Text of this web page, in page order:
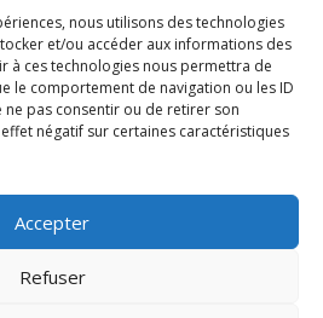
nous utilisons des technologies
et/ou accéder aux informations des
à ces technologies nous permettra de
le comportement de navigation ou les ID
ne pas consentir ou de retirer son
négatif sur certaines caractéristiques
Accepter
Refuser
réservés –Blog